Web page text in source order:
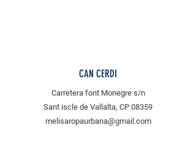
CAN CERDI
Carretera font Monegre s/n
Sant iscle de Vallalta, CP 08359
melisaropaurbana@gmail.com